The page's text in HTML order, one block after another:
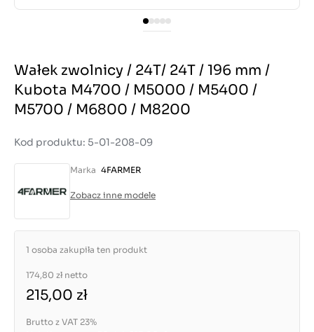
Wałek zwolnicy / 24T/ 24T / 196 mm /
Kubota M4700 / M5000 / M5400 /
M5700 / M6800 / M8200
Kod produktu: 5-01-208-09
Marka 4FARMER
Zobacz inne modele
1 osoba zakupiła ten produkt
174,80 zł netto
215,00 zł
Brutto z VAT 23%